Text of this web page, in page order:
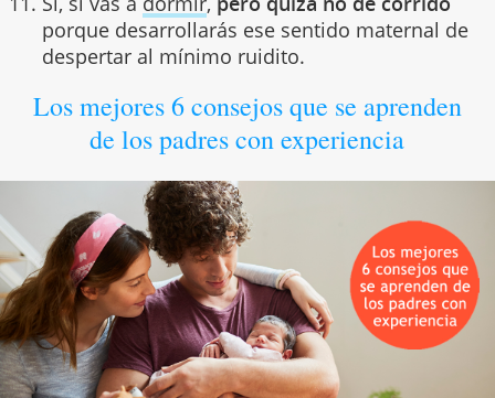
porque desarrollarás ese sentido maternal de
despertar al mínimo ruidito.
Los mejores 6 consejos que se aprenden
de los padres con experiencia